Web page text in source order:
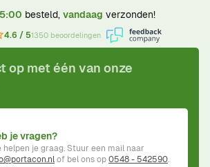
besteld, vandaag verzonden!
4.6 / 51350 beoordelingen
op met één van onze
je vragen?
helpen je graag. Stuur een mail naar
of bel ons op0548 - 542590.